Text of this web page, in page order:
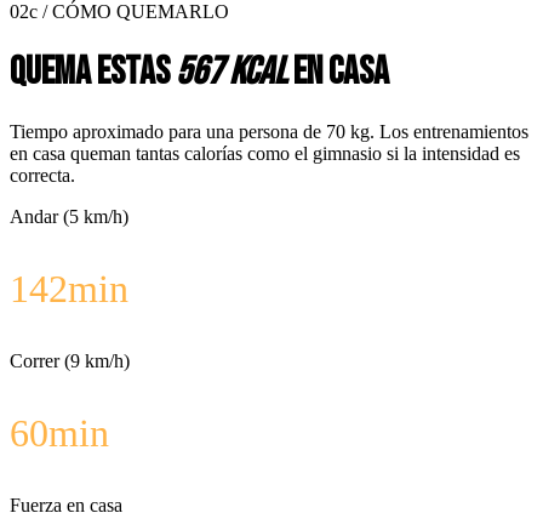
02c / CÓMO QUEMARLO
Quema estas567 kcalen casa
Tiempo aproximado para una persona de 70 kg. Los entrenamientos
en casa queman tantas calorías como el gimnasio si la intensidad es
correcta.
Andar (5 km/h)
142min
Correr (9 km/h)
60min
Fuerza en casa